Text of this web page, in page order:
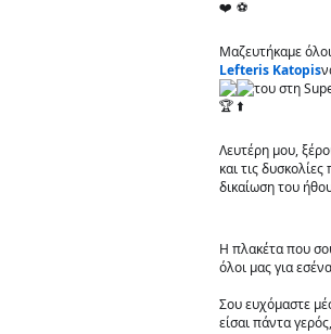
Μαζευτήκαμε
Lefteris Katopis
του στη
Λευτέρη μου,
και τις
δικαίωση του
Η πλακέτα που
όλοι μας για
Σου ευχόμαστε
είσαι πάντα